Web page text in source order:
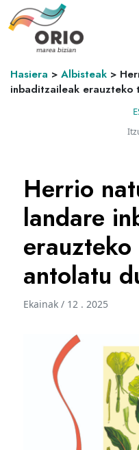
Hasiera > Albisteak >
inbaditzaileak erauzteko
Herrio
landare
antolatu
Ekainak / 12 . 2025